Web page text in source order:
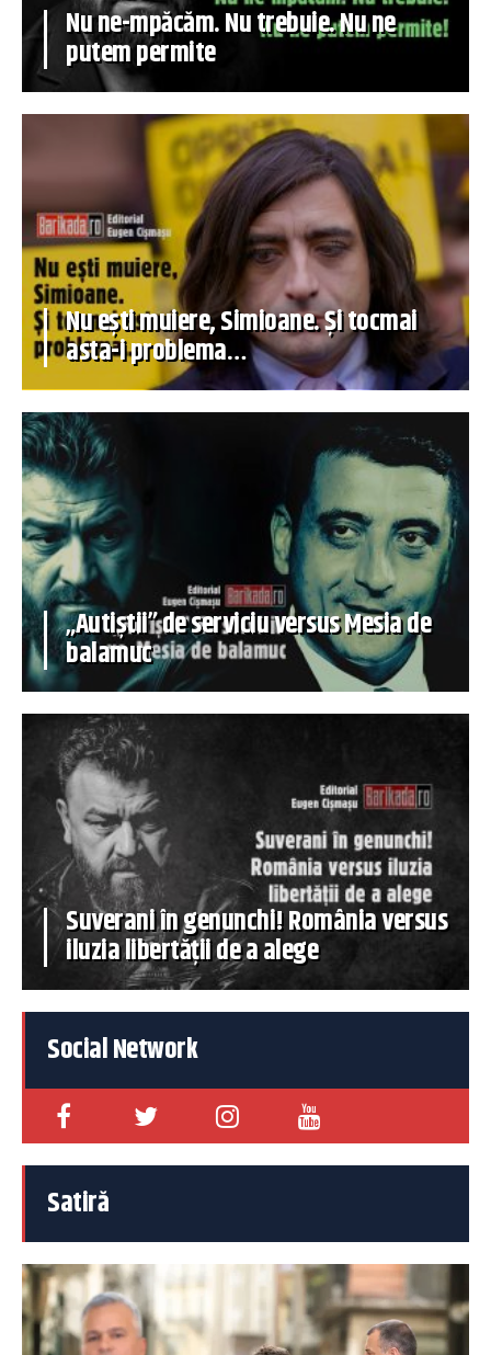
Nu ne-mpăcăm. Nu trebuie. Nu ne
putem permite
Nu ești muiere, Simioane. Și tocmai
asta-i problema…
„Autiștii” de serviciu versus Mesia de
balamuc
Suverani în genunchi! România versus
iluzia libertății de a alege
Social Network
Satiră